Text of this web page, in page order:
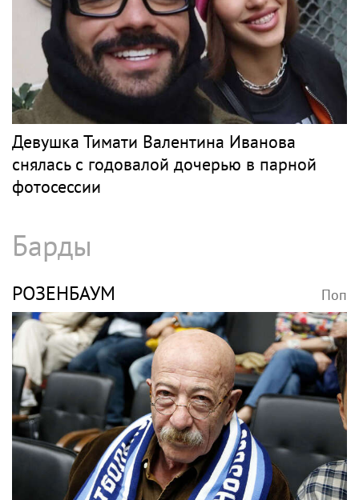
Девушка Тимати Валентина Иванова
снялась с годовалой дочерью в парной
фотосессии
Барды
РОЗЕНБАУМ Поп